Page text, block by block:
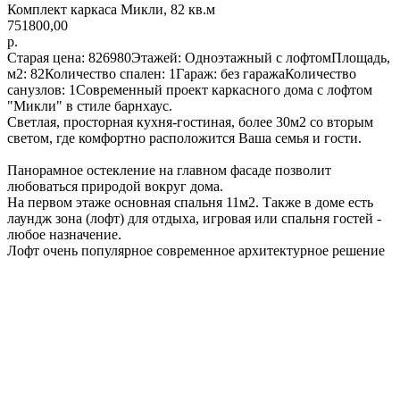
Комплект каркаса Микли, 82 кв.м
751800,00
р.
Старая цена: 826980Этажей: Одноэтажный с лофтомПлощадь,
м2: 82Количество спален: 1Гараж: без гаражаКоличество
санузлов: 1Современный проект каркасного дома с лофтом
"Микли" в стиле барнхаус.
Светлая, просторная кухня-гостиная, более 30м2 со вторым
светом, где комфортно расположится Ваша семья и гости.
Панорамное остекление на главном фасаде позволит
любоваться природой вокруг дома.
На первом этаже основная спальня 11м2. Также в доме есть
лаундж зона (лофт) для отдыха, игровая или спальня гостей -
любое назначение.
Лофт очень популярное современное архитектурное решение